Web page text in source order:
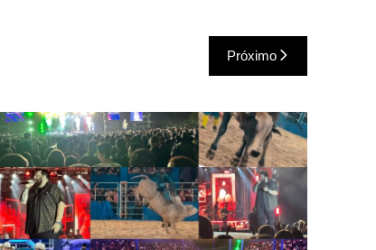
Próximo